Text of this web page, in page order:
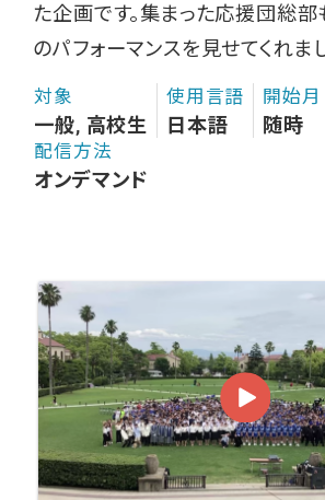
た企画です。集まった応援団総
のパフォーマンスを見せてくれま
対象
一般, 高校生
使用言語
日本語
開始月
随時
配信方法
オンデマンド